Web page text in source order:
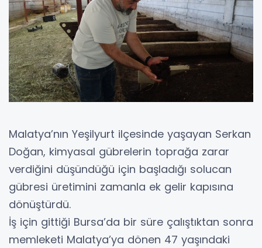
Malatya’nın Yeşilyurt ilçesinde yaşayan Serkan
Doğan, kimyasal gübrelerin toprağa zarar
verdiğini düşündüğü için başladığı solucan
gübresi üretimini zamanla ek gelir kapısına
dönüştürdü.
İş için gittiği Bursa’da bir süre çalıştıktan sonra
memleketi Malatya’ya dönen 47 yaşındaki